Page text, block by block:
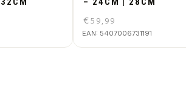
€59,99
EAN: 5407006731191